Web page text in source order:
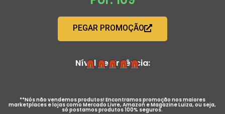
PEGAR PROMOÇÃO
Nível de Urgência:
**Nós não vendemos produtos! Encontramos promoção nos maiores
marketplaces e lojas como Mercado Livre, Amazon e Magazine Luiza, ou seja,
só postamos produtos 100% seguros.